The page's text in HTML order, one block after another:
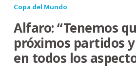
Copa del Mundo
Alfaro: “Tenemos
próximos partidos
en todos los